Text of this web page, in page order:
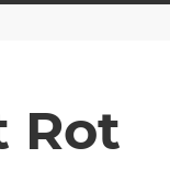
Rot